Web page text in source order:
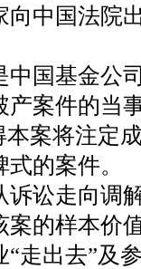
中国法院
国基金公
案件的当
案将注定
的案件。
讼走向调
案的样本价
出去”及